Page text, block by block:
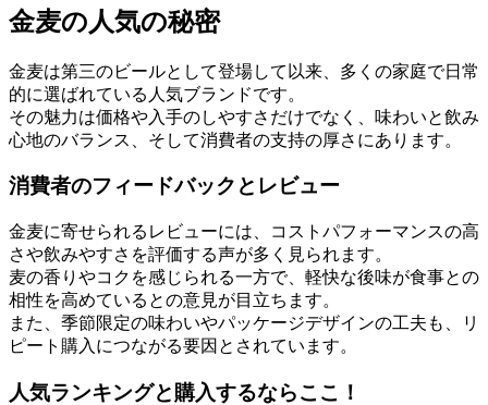
金麦の人気の秘密
金麦は第三のビールとして登場して以来、多くの家庭で日常
的に選ばれている人気ブランドです。
その魅力は価格や入手のしやすさだけでなく、味わいと飲み
心地のバランス、そして消費者の支持の厚さにあります。
消費者のフィードバックとレビュー
金麦に寄せられるレビューには、コストパフォーマンスの高
さや飲みやすさを評価する声が多く見られます。
麦の香りやコクを感じられる一方で、軽快な後味が食事との
相性を高めているとの意見が目立ちます。
また、季節限定の味わいやパッケージデザインの工夫も、リ
ピート購入につながる要因とされています。
人気ランキングと購入するならここ！